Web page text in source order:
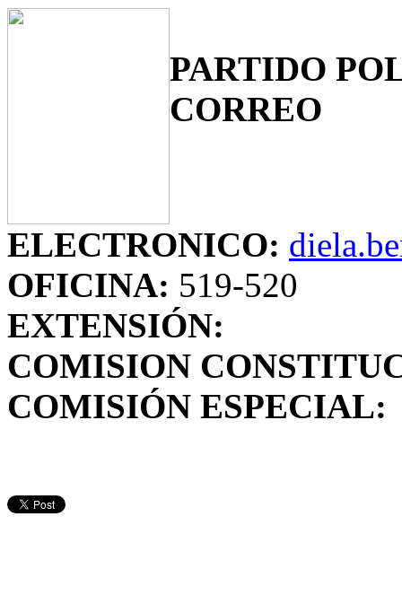
PARTIDO
CORREO
ELECTRONICO:
OFICINA: 519-520
EXTENSIÓN:
COMISION
COMISIÓN ESPECIAL: